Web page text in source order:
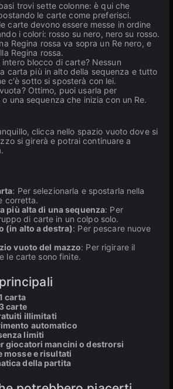
trovi sette colonne: è qui che
le carte come preferisci.
carte devono essere messe in ordine
i colori: rosso su nero, nero su rosso.
Regina rossa va sopra un Re nero, e
Regina rossa.
blocco di carte? Nessun
carta più in alto della sequenza e tutto
c'è sotto si sposterà con lei.
Ottimo, puoi usarla per
una sequenza che inizia con un Re.
clicca nello spazio vuoto dove si
si girerà e potrai continuare a
: Per selezionarla e spostarla nella
corretta.
più alta di una sequenza: Per
di carte in un colpo solo.
(in alto a destra): Per pescare nuove
vuoto del mazzo: Per rigirare il
le carte sono finite.
carta
carte
illimitati
automatico
limiti
giocatori mancini o destrorsi
mosse e risultati
della partita